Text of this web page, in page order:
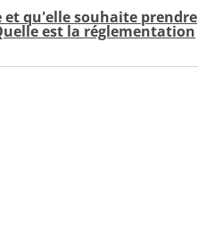
et qu'elle souhaite prendre
est la réglementation